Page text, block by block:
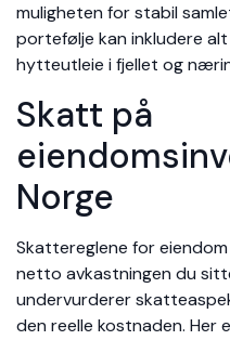
muligheten for stabil
portefølje kan inkludere
hytteutleie i fjellet og
Skatt på
Norge
Skattereglene for
netto avkastningen du
undervurderer
den reelle kostnaden. Her